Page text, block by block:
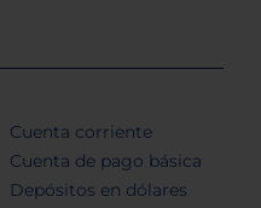
Cuenta corriente
Cuenta de pago básica
Depósitos en dólares